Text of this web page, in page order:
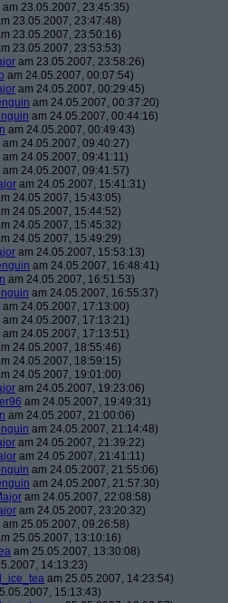
am 23.05.2007, 23:45:35)
23.05.2007, 23:47:48)
23.05.2007, 23:50:16)
23.05.2007, 23:53:53)
am 23.05.2007, 23:58:26)
am 24.05.2007, 00:07:54)
am 24.05.2007, 00:29:45)
am 24.05.2007, 00:37:20)
am 24.05.2007, 00:44:16)
am 24.05.2007, 00:49:43)
am 24.05.2007, 09:40:27)
am 24.05.2007, 09:41:11)
am 24.05.2007, 09:41:57)
am 24.05.2007, 15:41:31)
24.05.2007, 15:43:05)
24.05.2007, 15:44:52)
24.05.2007, 15:45:32)
24.05.2007, 15:49:29)
am 24.05.2007, 15:53:13)
am 24.05.2007, 16:48:41)
am 24.05.2007, 16:51:53)
am 24.05.2007, 16:55:37)
am 24.05.2007, 17:13:00)
am 24.05.2007, 17:13:21)
am 24.05.2007, 17:13:51)
24.05.2007, 18:55:46)
24.05.2007, 18:59:15)
24.05.2007, 19:01:00)
am 24.05.2007, 19:23:06)
am 24.05.2007, 19:49:31)
am 24.05.2007, 21:00:06)
am 24.05.2007, 21:14:48)
am 24.05.2007, 21:39:22)
am 24.05.2007, 21:41:11)
am 24.05.2007, 21:55:06)
am 24.05.2007, 21:57:30)
am 24.05.2007, 22:08:58)
am 24.05.2007, 23:20:32)
am 25.05.2007, 09:26:58)
25.05.2007, 13:10:16)
am 25.05.2007, 13:30:08)
14:13:23)
am 25.05.2007, 14:23:54)
15:13:43)